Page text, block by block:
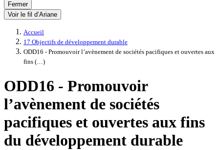
Fermer
Voir le fil d’Ariane
Accueil
17 Objectifs de développement durable
ODD16 - Promouvoir l’avènement de sociétés pacifiques et ouvertes aux
fins (…)
ODD16 - Promouvoir
l’avènement de sociétés
pacifiques et ouvertes aux fins
du développement durable